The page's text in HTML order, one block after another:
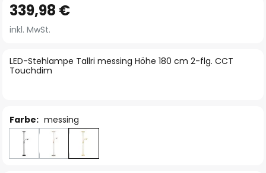
Anfang
der
springen
LED-Stehlampe Tallri messing Höhe 180 cm 2-flg. CCT
Touchdim
339,98 €
inkl. MwSt.
Farbe: messing